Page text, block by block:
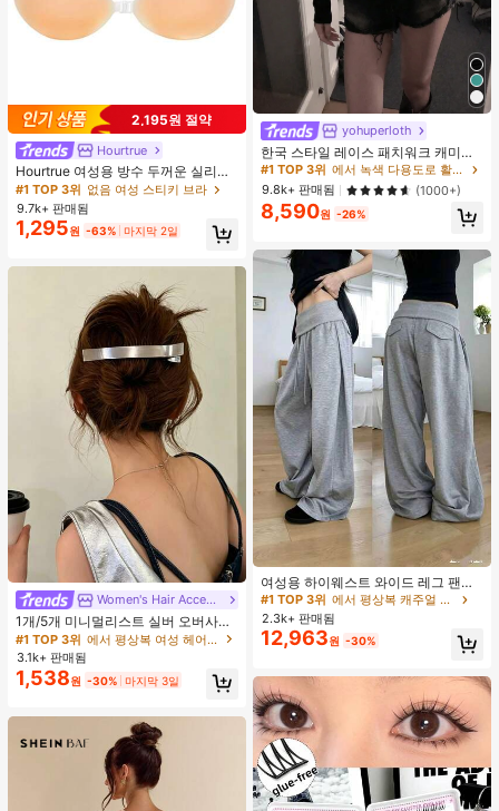
2,195원 절약
Hourtrue
Hourtrue 여성용 방수 두꺼운 실리콘
가슴 페탈, 작은 가슴 리프트업 & 푸시
인용, 웨딩 촬영 및 들러리용
#1 TOP 3위 없음 여성 스티키 브라
9.7k+ 판매됨
1,295원 -63% 마지막 2일
Women's Hair Accessories
1개/5개 미니멀리스트 실버 오버사이
즈 메탈 여성용 헤어 클립, 업스타일,
브레이딩, 번을 위한 프리미엄 헤어 액
세서리, 악어 헤어 클립, 솔리드 컬러
매끄러운 표면 손상 없는 헤어 클립,
계절용
#1 TOP 3위
에서 평상복 여성 헤어 액세서리
거의 매진!
#1 TOP 3위
에서 평상복 여성 헤어 액세서리
거의 매진!
#1 TOP 3위
에서 평상복 여성 헤어 액세서리
거의 매진!
#1 TOP 3위
에서 평상복 여성 헤어 액세서리
3.1k+ 판매됨
1,538원 -30% 마지막 3일
yohuperloth
한국 스타일 레이스 패치워크 캐미솔
탱크 탑, Y2K 에스테틱, 스트리트웨어
캐주얼 여름
#1 TOP 3위
거의 매진!
#1 TOP 3위
에서 녹색 다용도로 활용 가능한 데일리 탑
거의 매진!
#1 TOP 3위
에서 녹색 다용도로 활용 가능한 데일리 탑
거의 매진!
#1 TOP 3위
에서 녹색 다용도로 활용 가능한 데일리 탑
9.8k+ 판매됨 (1000+)
8,590원 -26%
여성용 하이웨스트 와이드 레그 팬츠,
봄 드로스트링 루즈 롱 팬츠, 레이지
릴랙스드 스타일 그레이
#1 TOP 3위
에서 평상복 캐주얼 바지
거의 매진!
#1 TOP 3위
에서 평상복 캐주얼 바지
거의 매진!
#1 TOP 3위
에서 평상복 캐주얼 바지
거의 매진!
#1 TOP 3위
2.3k+ 판매됨
12,963원 -30%